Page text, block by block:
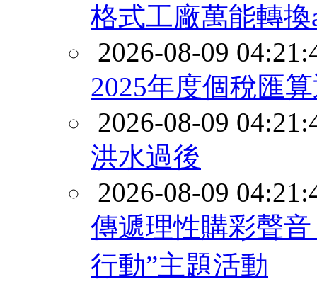
格式工廠萬能轉
2026-08-09
2025年度個稅匯
2026-08-09
洪水過後
2026-08-09
傳遞理性購彩聲
行動”主題活動